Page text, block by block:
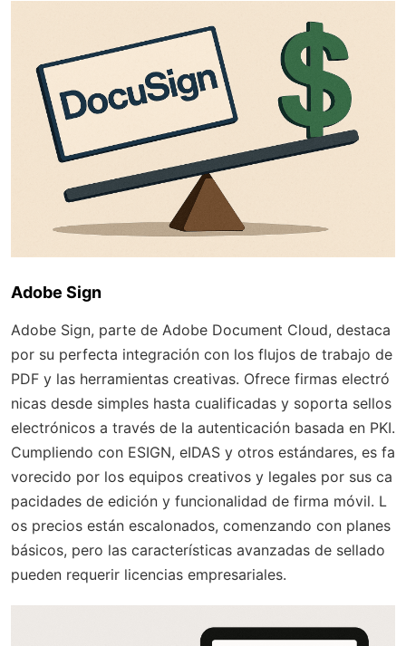
Adobe Sign
Adobe Sign, parte de Adobe Document Cloud, destaca
por su perfecta integración con los flujos de trabajo de
PDF y las herramientas creativas. Ofrece firmas electró
nicas desde simples hasta cualificadas y soporta sellos
electrónicos a través de la autenticación basada en PKI.
Cumpliendo con ESIGN, eIDAS y otros estándares, es fa
vorecido por los equipos creativos y legales por sus ca
pacidades de edición y funcionalidad de firma móvil. L
os precios están escalonados, comenzando con planes
básicos, pero las características avanzadas de sellado
pueden requerir licencias empresariales.